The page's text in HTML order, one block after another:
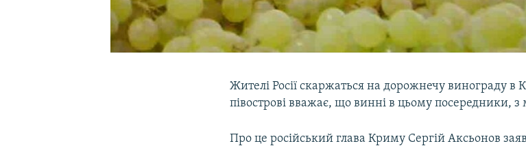
Жителі Росії скаржаться на дорожнечу винограду в
півострові вважає, що винні в цьому посередники,
Про це російський глава Криму Сергій Аксьонов